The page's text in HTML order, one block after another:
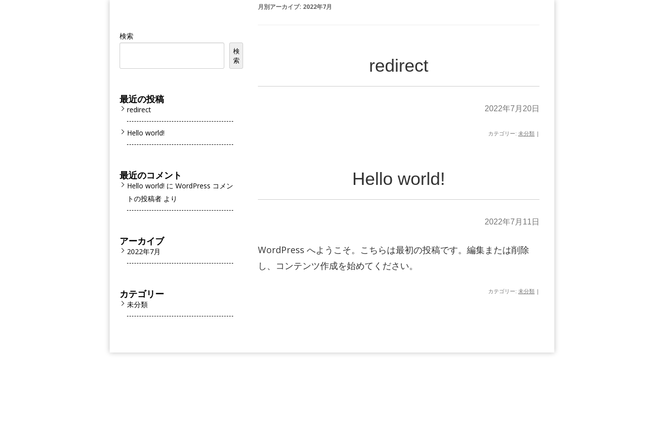
月別アーカイブ: 2022年7月
redirect
2022年7月20日
カテゴリー: 未分類 |
Hello world!
2022年7月11日
WordPress へようこそ。こちらは最初の投稿です。編集または削除
し、コンテンツ作成を始めてください。
カテゴリー: 未分類 |
検索
検
索
最近の投稿
redirect
Hello world!
最近のコメント
Hello world! に WordPress コメン
トの投稿者 より
アーカイブ
2022年7月
カテゴリー
未分類